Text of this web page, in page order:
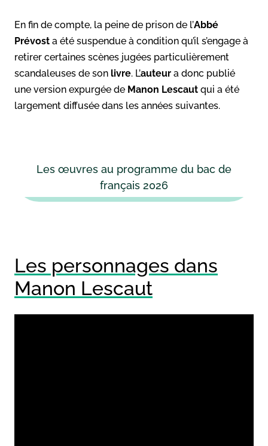
En fin de compte, la peine de prison de l’Abbé
Prévost a été suspendue à condition qu’il s’engage à
retirer certaines scènes jugées particulièrement
scandaleuses de son livre. L’auteur a donc publié
une version expurgée de Manon Lescaut qui a été
largement diffusée dans les années suivantes.
Les œuvres au programme du bac de
français 2026
Les personnages dans
Manon Lescaut